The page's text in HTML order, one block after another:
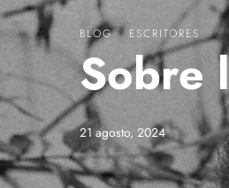
BLOG· ESCRITORES
Sobre
21 agosto, 2024